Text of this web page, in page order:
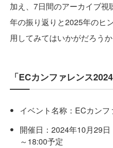
加え、7日間のアーカイブ
年の振り返りと2025年のヒ
用してみてはいかがだろうか
「ECカンファレンス
イベント名称：ECカン
開催日：2024年10月29
～18:00予定